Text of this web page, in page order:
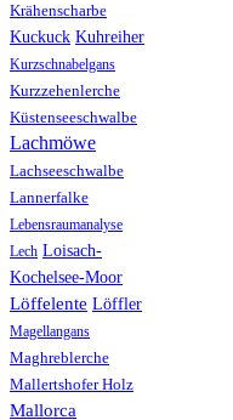
Krähenscharbe
Kuckuck Kuhreiher
Kurzschnabelgans
Kurzzehenlerche
Küstenseeschwalbe
Lachmöwe
Lachseeschwalbe
Lannerfalke
Lebensraumanalyse
Lech Loisach-
Kochelsee-Moor
Löffelente Löffler
Magellangans
Maghreblerche
Mallertshofer Holz
Mallorca